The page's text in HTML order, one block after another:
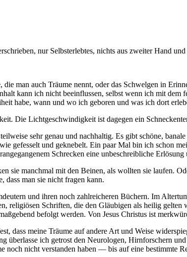
nur Selbsterlebtes, nichts aus zweiter Hand
man auch Träume nennt, oder das Schwelgen in
kann ich nicht beeinflussen, selbst wenn ich mit dem
habe, wann und wo ich geboren und was ich dort
Die Lichtgeschwindigkeit ist dagegen ein
sehr genau und nachhaltig. Es gibt schöne,
gefesselt und geknebelt. Ein paar Mal bin ich schon
Schrecken eine unbeschreibliche
sie manchmal mit den Beinen, als wollten sie laufen.
dass man sie nicht fragen kann.
und ihren noch zahlreicheren Büchern. Im
religiösen Schriften, die den Gläubigen als heilig
befolgt werden. Von Jesus Christus ist
dass meine Träume auf andere Art und Weise
ich getrost den Neurologen, Hirnforschern
noch nicht verstanden haben — bis auf eine bestimmte